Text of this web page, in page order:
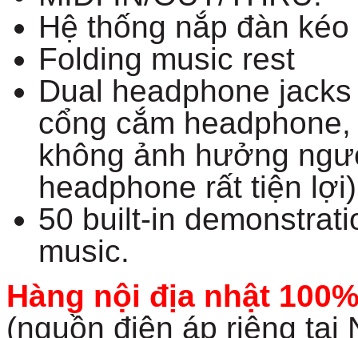
Hệ thống nắp đàn
Folding music rest
Dual headphone
cổng cắm
không ảnh hưởng
headphone rất tiện
50 built-in
music.
Hàng nội địa nhật
(nguồn điện áp riêng tại